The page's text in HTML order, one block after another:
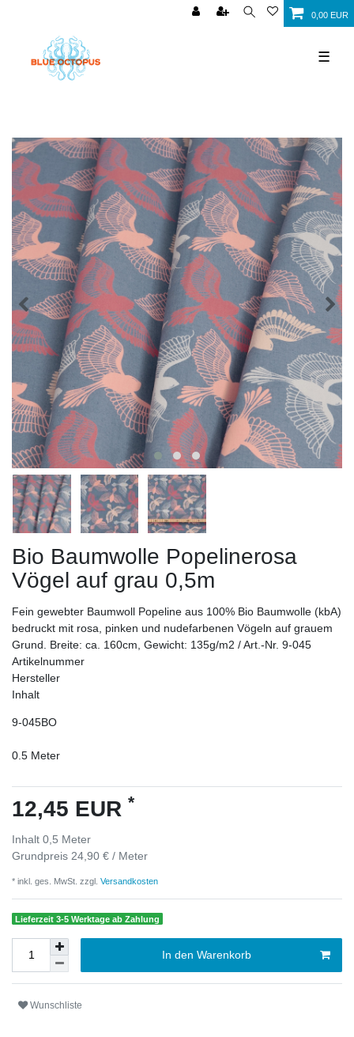
0,00 EUR
☰
Bio Baumwolle Popelinerosa
Vögel auf grau 0,5m
Fein gewebter Baumwoll Popeline aus 100% Bio Baumwolle (kbA)
bedruckt mit rosa, pinken und nudefarbenen Vögeln auf grauem
Grund. Breite: ca. 160cm, Gewicht: 135g/m2 / Art.-Nr. 9-045
Artikelnummer
Hersteller
Inhalt
9-045BO
0.5 Meter
12,45 EUR *
Inhalt 0,5 Meter
Grundpreis 24,90 € / Meter
* inkl. ges. MwSt. zzgl. Versandkosten
Lieferzeit 3-5 Werktage ab Zahlung
In den Warenkorb
Wunschliste